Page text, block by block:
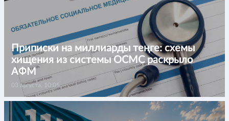
Приписки на миллиарды теңге: схемы
хищения из системы ОСМС раскрыло
АФМ
03 августа, 10:05